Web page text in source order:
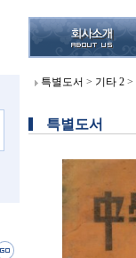
특별도서 > 기타 2 >
특별도서